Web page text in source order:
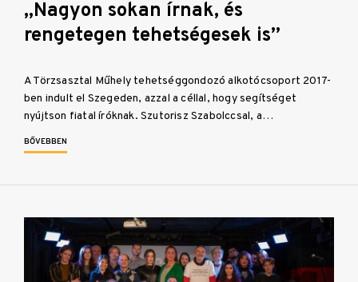
„Nagyon sokan írnak, és
rengetegen tehetségesek is”
A Törzsasztal Műhely tehetséggondozó alkotócsoport 2017-
ben indult el Szegeden, azzal a céllal, hogy segítséget
nyújtson fiatal íróknak. Szutorisz Szabolccsal, a…
BŐVEBBEN